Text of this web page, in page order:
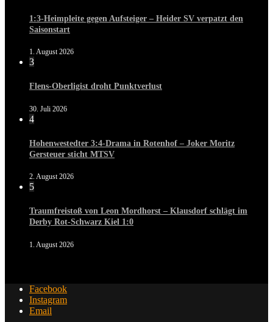
1:3-Heimpleite gegen Aufsteiger – Heider SV verpatzt den
Saisonstart
1. August 2026
3
Flens-Oberligist droht Punktverlust
30. Juli 2026
4
Hohenwestedter 3:4-Drama in Rotenhof – Joker Moritz
Gersteuer sticht MTSV
2. August 2026
5
Traumfreistoß von Leon Mordhorst – Klausdorf schlägt im
Derby Rot-Schwarz Kiel 1:0
1. August 2026
Facebook
Instagram
Email